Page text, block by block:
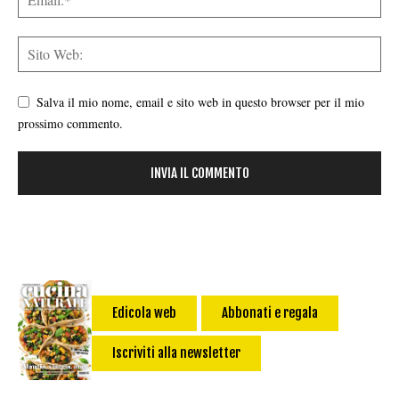
Salva il mio nome, email e sito web in questo browser per il mio
prossimo commento.
Edicola web Abbonati e regala
Iscriviti alla newsletter